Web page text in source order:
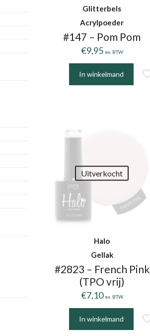
Glitterbels
Acrylpoeder
#147 – Pom Pom
€9,95 ex. BTW
In winkelmand
Uitverkocht
Halo
Gellak
#2823 – French Pink
(TPO vrij)
€7,10 ex. BTW
In winkelmand